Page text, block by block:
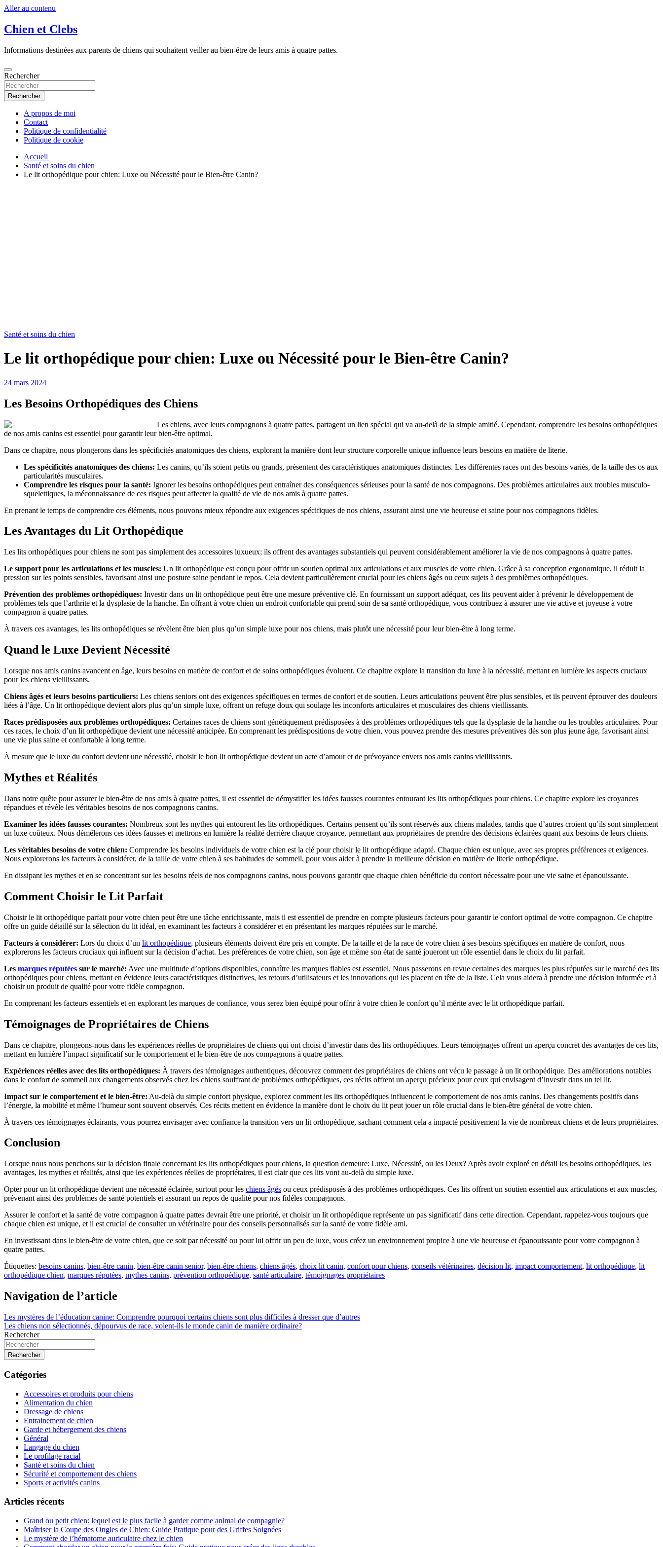
Aller au contenu
Chien et Clebs
Informations destinées aux parents de chiens qui souhaitent veiller au bien-être de leurs amis à quatre pattes.
Rechercher
Rechercher
A propos de moi
Contact
Politique de confidentialité
Politique de cookie
Accueil
Santé et soins du chien
Le lit orthopédique pour chien: Luxe ou Nécessité pour le Bien-être Canin?
Santé et soins du chien
Le lit orthopédique pour chien: Luxe ou Nécessité pour le Bien-être Canin?
24 mars 2024
Les Besoins Orthopédiques des Chiens
Les chiens, avec leurs compagnons à quatre pattes, partagent un lien spécial qui va au-delà de la simple amitié. Cependant, comprendre les besoins orthopédiques
de nos amis canins est essentiel pour garantir leur bien-être optimal.
Dans ce chapitre, nous plongerons dans les spécificités anatomiques des chiens, explorant la manière dont leur structure corporelle unique influence leurs besoins en matière de literie.
Les spécificités anatomiques des chiens: Les canins, qu’ils soient petits ou grands, présentent des caractéristiques anatomiques distinctes. Les différentes races ont des besoins variés, de la taille des os aux
particularités musculaires.
Comprendre les risques pour la santé: Ignorer les besoins orthopédiques peut entraîner des conséquences sérieuses pour la santé de nos compagnons. Des problèmes articulaires aux troubles musculo-
squelettiques, la méconnaissance de ces risques peut affecter la qualité de vie de nos amis à quatre pattes.
En prenant le temps de comprendre ces éléments, nous pouvons mieux répondre aux exigences spécifiques de nos chiens, assurant ainsi une vie heureuse et saine pour nos compagnons fidèles.
Les Avantages du Lit Orthopédique
Les lits orthopédiques pour chiens ne sont pas simplement des accessoires luxueux; ils offrent des avantages substantiels qui peuvent considérablement améliorer la vie de nos compagnons à quatre pattes.
Le support pour les articulations et les muscles: Un lit orthopédique est conçu pour offrir un soutien optimal aux articulations et aux muscles de votre chien. Grâce à sa conception ergonomique, il réduit la
pression sur les points sensibles, favorisant ainsi une posture saine pendant le repos. Cela devient particulièrement crucial pour les chiens âgés ou ceux sujets à des problèmes orthopédiques.
Prévention des problèmes orthopédiques: Investir dans un lit orthopédique peut être une mesure préventive clé. En fournissant un support adéquat, ces lits peuvent aider à prévenir le développement de
problèmes tels que l’arthrite et la dysplasie de la hanche. En offrant à votre chien un endroit confortable qui prend soin de sa santé orthopédique, vous contribuez à assurer une vie active et joyeuse à votre
compagnon à quatre pattes.
À travers ces avantages, les lits orthopédiques se révèlent être bien plus qu’un simple luxe pour nos chiens, mais plutôt une nécessité pour leur bien-être à long terme.
Quand le Luxe Devient Nécessité
Lorsque nos amis canins avancent en âge, leurs besoins en matière de confort et de soins orthopédiques évoluent. Ce chapitre explore la transition du luxe à la nécessité, mettant en lumière les aspects cruciaux
pour les chiens vieillissants.
Chiens âgés et leurs besoins particuliers: Les chiens seniors ont des exigences spécifiques en termes de confort et de soutien. Leurs articulations peuvent être plus sensibles, et ils peuvent éprouver des douleurs
liées à l’âge. Un lit orthopédique devient alors plus qu’un simple luxe, offrant un refuge doux qui soulage les inconforts articulaires et musculaires des chiens vieillissants.
Races prédisposées aux problèmes orthopédiques: Certaines races de chiens sont génétiquement prédisposées à des problèmes orthopédiques tels que la dysplasie de la hanche ou les troubles articulaires. Pour
ces races, le choix d’un lit orthopédique devient une nécessité anticipée. En comprenant les prédispositions de votre chien, vous pouvez prendre des mesures préventives dès son plus jeune âge, favorisant ainsi
une vie plus saine et confortable à long terme.
À mesure que le luxe du confort devient une nécessité, choisir le bon lit orthopédique devient un acte d’amour et de prévoyance envers nos amis canins vieillissants.
Mythes et Réalités
Dans notre quête pour assurer le bien-être de nos amis à quatre pattes, il est essentiel de démystifier les idées fausses courantes entourant les lits orthopédiques pour chiens. Ce chapitre explore les croyances
répandues et révèle les véritables besoins de nos compagnons canins.
Examiner les idées fausses courantes: Nombreux sont les mythes qui entourent les lits orthopédiques. Certains pensent qu’ils sont réservés aux chiens malades, tandis que d’autres croient qu’ils sont simplement
un luxe coûteux. Nous démêlerons ces idées fausses et mettrons en lumière la réalité derrière chaque croyance, permettant aux propriétaires de prendre des décisions éclairées quant aux besoins de leurs chiens.
Les véritables besoins de votre chien: Comprendre les besoins individuels de votre chien est la clé pour choisir le lit orthopédique adapté. Chaque chien est unique, avec ses propres préférences et exigences.
Nous explorerons les facteurs à considérer, de la taille de votre chien à ses habitudes de sommeil, pour vous aider à prendre la meilleure décision en matière de literie orthopédique.
En dissipant les mythes et en se concentrant sur les besoins réels de nos compagnons canins, nous pouvons garantir que chaque chien bénéficie du confort nécessaire pour une vie saine et épanouissante.
Comment Choisir le Lit Parfait
Choisir le lit orthopédique parfait pour votre chien peut être une tâche enrichissante, mais il est essentiel de prendre en compte plusieurs facteurs pour garantir le confort optimal de votre compagnon. Ce chapitre
offre un guide détaillé sur la sélection du lit idéal, en examinant les facteurs à considérer et en présentant les marques réputées sur le marché.
Facteurs à considérer: Lors du choix d’un lit orthopédique, plusieurs éléments doivent être pris en compte. De la taille et de la race de votre chien à ses besoins spécifiques en matière de confort, nous
explorerons les facteurs cruciaux qui influent sur la décision d’achat. Les préférences de votre chien, son âge et même son état de santé joueront un rôle essentiel dans le choix du lit parfait.
Les marques réputées sur le marché: Avec une multitude d’options disponibles, connaître les marques fiables est essentiel. Nous passerons en revue certaines des marques les plus réputées sur le marché des lits
orthopédiques pour chiens, mettant en évidence leurs caractéristiques distinctives, les retours d’utilisateurs et les innovations qui les placent en tête de la liste. Cela vous aidera à prendre une décision informée et à
choisir un produit de qualité pour votre fidèle compagnon.
En comprenant les facteurs essentiels et en explorant les marques de confiance, vous serez bien équipé pour offrir à votre chien le confort qu’il mérite avec le lit orthopédique parfait.
Témoignages de Propriétaires de Chiens
Dans ce chapitre, plongeons-nous dans les expériences réelles de propriétaires de chiens qui ont choisi d’investir dans des lits orthopédiques. Leurs témoignages offrent un aperçu concret des avantages de ces lits,
mettant en lumière l’impact significatif sur le comportement et le bien-être de nos compagnons à quatre pattes.
Expériences réelles avec des lits orthopédiques: À travers des témoignages authentiques, découvrez comment des propriétaires de chiens ont vécu le passage à un lit orthopédique. Des améliorations notables
dans le confort de sommeil aux changements observés chez les chiens souffrant de problèmes orthopédiques, ces récits offrent un aperçu précieux pour ceux qui envisagent d’investir dans un tel lit.
Impact sur le comportement et le bien-être: Au-delà du simple confort physique, explorez comment les lits orthopédiques influencent le comportement de nos amis canins. Des changements positifs dans
l’énergie, la mobilité et même l’humeur sont souvent observés. Ces récits mettent en évidence la manière dont le choix du lit peut jouer un rôle crucial dans le bien-être général de votre chien.
À travers ces témoignages éclairants, vous pourrez envisager avec confiance la transition vers un lit orthopédique, sachant comment cela a impacté positivement la vie de nombreux chiens et de leurs propriétaires.
Conclusion
Lorsque nous nous penchons sur la décision finale concernant les lits orthopédiques pour chiens, la question demeure: Luxe, Nécessité, ou les Deux? Après avoir exploré en détail les besoins orthopédiques, les
avantages, les mythes et réalités, ainsi que les expériences réelles de propriétaires, il est clair que ces lits vont au-delà du simple luxe.
Opter pour un lit orthopédique devient une nécessité éclairée, surtout pour les chiens âgés ou ceux prédisposés à des problèmes orthopédiques. Ces lits offrent un soutien essentiel aux articulations et aux muscles,
prévenant ainsi des problèmes de santé potentiels et assurant un repos de qualité pour nos fidèles compagnons.
Assurer le confort et la santé de votre compagnon à quatre pattes devrait être une priorité, et choisir un lit orthopédique représente un pas significatif dans cette direction. Cependant, rappelez-vous toujours que
chaque chien est unique, et il est crucial de consulter un vétérinaire pour des conseils personnalisés sur la santé de votre fidèle ami.
En investissant dans le bien-être de votre chien, que ce soit par nécessité ou pour lui offrir un peu de luxe, vous créez un environnement propice à une vie heureuse et épanouissante pour votre compagnon à
quatre pattes.
Étiquettes: besoins canins, bien-être canin, bien-être canin senior, bien-être chiens, chiens âgés, choix lit canin, confort pour chiens, conseils vétérinaires, décision lit, impact comportement, lit orthopédique, lit
orthopédique chien, marques réputées, mythes canins, prévention orthopédique, santé articulaire, témoignages propriétaires
Navigation de l’article
Les mystères de l’éducation canine: Comprendre pourquoi certains chiens sont plus difficiles à dresser que d’autres
Les chiens non sélectionnés, dépourvus de race, voient-ils le monde canin de manière ordinaire?
Rechercher
Rechercher
Catégories
Accessoires et produits pour chiens
Alimentation du chien
Dressage de chiens
Entrainement de chien
Garde et hébergement des chiens
Général
Langage du chien
Le profilage racial
Santé et soins du chien
Sécurité et comportement des chiens
Sports et activités canins
Articles récents
Grand ou petit chien: lequel est le plus facile à garder comme animal de compagnie?
Maîtriser la Coupe des Ongles de Chien: Guide Pratique pour des Griffes Soignées
Le mystère de l’hématome auriculaire chez le chien